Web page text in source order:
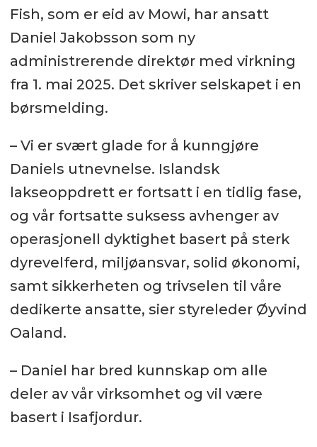
Fish, som er eid av Mowi, har ansatt
Daniel Jakobsson som ny
administrerende direktør med virkning
fra 1. mai 2025. Det skriver selskapet i en
børsmelding.
– Vi er svært glade for å kunngjøre
Daniels utnevnelse. Islandsk
lakseoppdrett er fortsatt i en tidlig fase,
og vår fortsatte suksess avhenger av
operasjonell dyktighet basert på sterk
dyrevelferd, miljøansvar, solid økonomi,
samt sikkerheten og trivselen til våre
dedikerte ansatte, sier styreleder Øyvind
Oaland.
– Daniel har bred kunnskap om alle
deler av vår virksomhet og vil være
basert i Isafjordur.